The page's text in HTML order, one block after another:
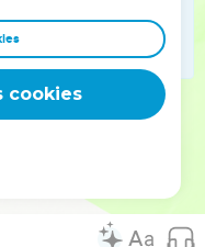
leurs vêtements aux
priait et disait :
! »
voix forte :
cookies